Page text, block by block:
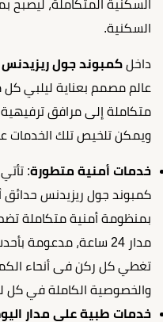
السكنية المتكاملة، ليصبح
السكنية.
داخل كمبوند جول ريزيدنس
عالم مصمم بعناية ليلبي
متكاملة إلى مرافق ترفيهية
ويمكن تلخيص تلك الخدمات
خدمات أمنية متطورة:
كمبوند جول ريزيدنس حدائق
بمنظومة أمنية متكاملة
مدار 24 ساعة، مدعومة
تغطي كل ركن فى أنحاء
والخصوصية الكاملة في كل
خدمات طبية على مدار